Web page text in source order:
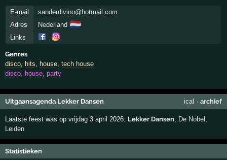
E-mail
sanderdivino@hotmail.com
Adres
Nederland 🇳🇱
Links
Genres
disco, hits, house,tech house
disco, house, party
Uitgaansagenda Lekker Dansen ical · archief
Laatste feest was op vrijdag 3 april 2026: Lekker Dansen De Nobel
Leiden
Statistieken